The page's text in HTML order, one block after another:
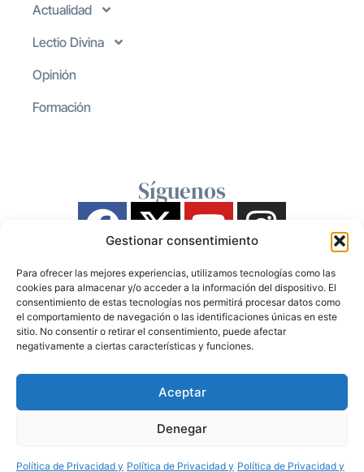
Gestionar consentimiento
Para ofrecer las mejores experiencias, utilizamos tecnologías como las
cookies para almacenar y/o acceder a la información del dispositivo. El
consentimiento de estas tecnologías nos permitirá procesar datos como
el comportamiento de navegación o las identificaciones únicas en este
sitio. No consentir o retirar el consentimiento, puede afectar
negativamente a ciertas características y funciones.
Aceptar
Denegar
Política de Privacidad y Política de Privacidad y Política de Privacidad y
Actualidad
Lectio Divina
Opinión
Formación
Síguenos